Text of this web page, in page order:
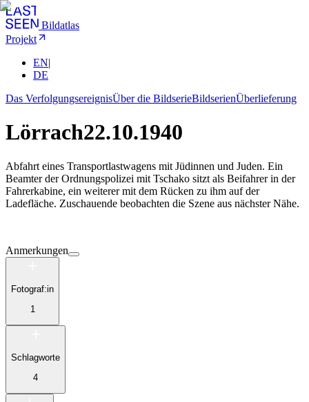
Bildatlas
Projekt
EN|
DE
Das VerfolgungsereignisÜber die BildserieBildserienÜberlieferung
Lörrach22.10.1940
Abfahrt eines Transportlastwagens mit Jüdinnen und Juden. Ein
Beamter der Ordnungspolizei mit Tschako sitzt als Beifahrer in der
Fahrerkabine, ein weiterer mit dem Rücken zu ihm auf der
Ladefläche. Zuschauende beobachten die Szene aus nächster Nähe.
Anmerkungen
Fotograf:in
1
Schlagworte
4